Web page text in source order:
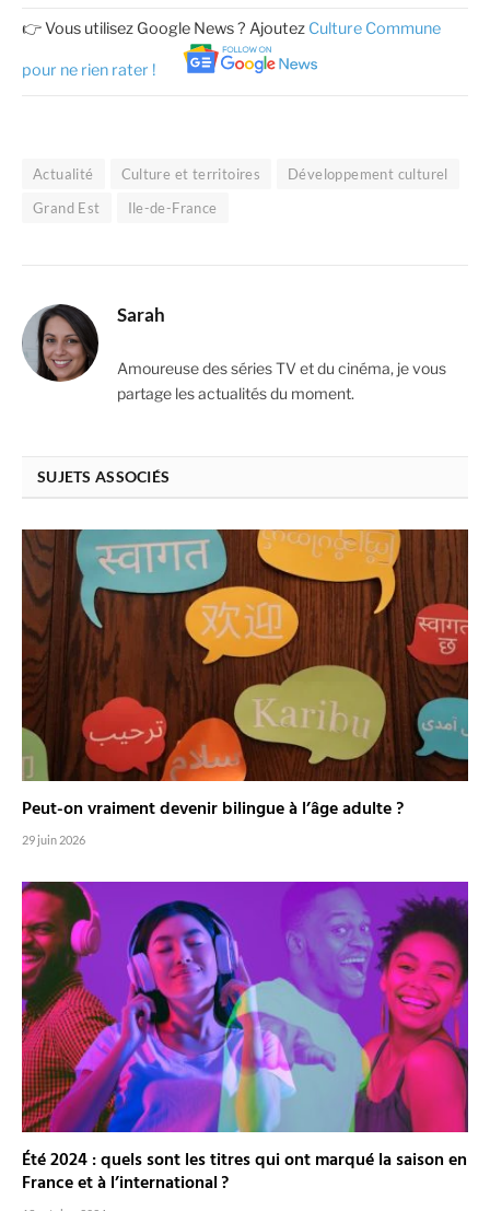
👉 Vous utilisez Google News ? Ajoutez Culture Commune
pour ne rien rater !
Actualité Culture et territoires
Développement culturel
Grand Est
Ile-de-France
Sarah
Amoureuse des séries TV et du cinéma, je vous
partage les actualités du moment.
SUJETS ASSOCIÉS
Peut-on vraiment devenir bilingue à l’âge adulte ?
29 juin 2026
Été 2024 : quels sont les titres qui ont marqué la saison en
France et à l’international ?